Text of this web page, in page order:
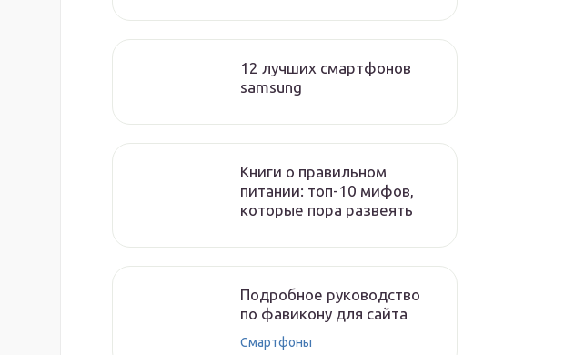
12 лучших смартфонов
samsung
Книги о правильном
питании: топ-10 мифов,
которые пора развеять
Подробное руководство
по фавикону для сайта
Смартфоны